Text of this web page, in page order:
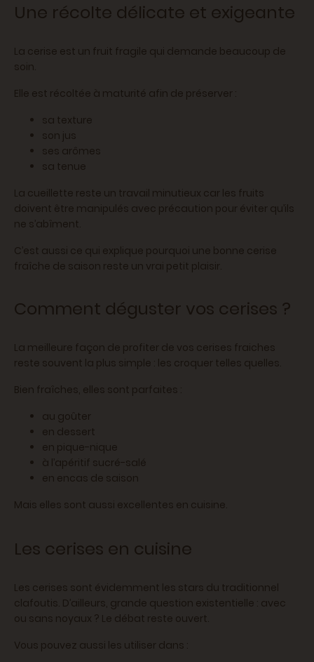
Une récolte délicate et exigeante
La cerise est un fruit fragile qui demande beaucoup de
soin.
Elle est récoltée à maturité afin de préserver :
sa texture
son jus
ses arômes
sa tenue
La cueillette reste un travail minutieux car les fruits
doivent être manipulés avec précaution pour éviter qu’ils
ne s’abîment.
C’est aussi ce qui explique pourquoi une bonne cerise
fraîche de saison reste un vrai petit plaisir.
Comment déguster vos cerises ?
La meilleure façon de profiter de vos cerises fraiches
reste souvent la plus simple : les croquer telles quelles.
Bien fraîches, elles sont parfaites :
au goûter
en dessert
en pique-nique
à l’apéritif sucré-salé
en encas de saison
Mais elles sont aussi excellentes en cuisine.
Les cerises en cuisine
Les cerises sont évidemment les stars du traditionnel
clafoutis. D’ailleurs, grande question existentielle : avec
ou sans noyaux ? Le débat reste ouvert.
Vous pouvez aussi les utiliser dans :